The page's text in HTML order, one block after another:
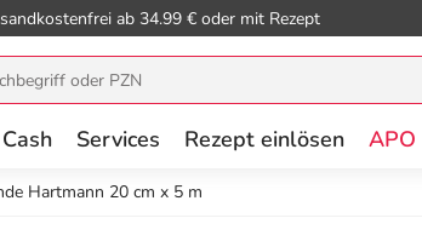
ab 34.99 € oder mit Rezept
Services Rezept einlösen APO
Hartmann 20 cm x 5 m